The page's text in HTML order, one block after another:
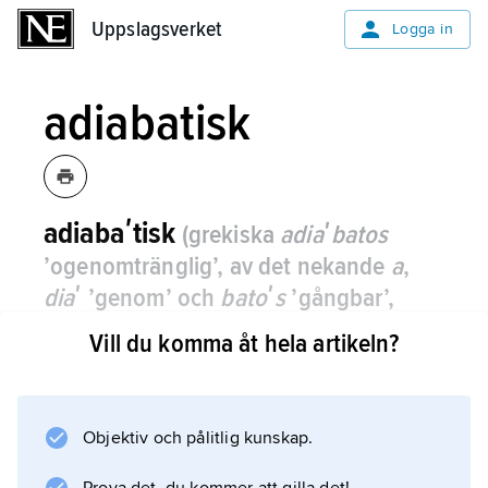
Uppslagsverket Logga in
adiabatisk
adiabaʹtisk (grekiska adiaʹbatos
’ogenomtränglig’, av det nekande a,
diaʹ ’genom’ och batoʹs’gångbar’,
’tillgänglig’, ytterst avbaiʹnō ’gå’,
således ’som inte är möjlig att tränga
termodynamiken.
En
Vill du komma åt hela artikeln?
Objektiv och pålitlig kunskap.